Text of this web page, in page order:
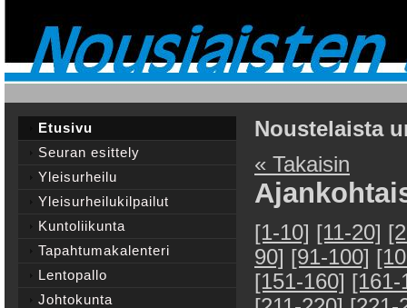
Noustelaista
« Takaisin
[1-10] [11-20]
90] [91-100]
[151-160] [161-
Etusivu
Seuran esittely
Yleisurheilu
Yleisurheilukilpailut
Kuntoliikunta
Tapahtumakalenteri
Lentopallo
Johtokunta